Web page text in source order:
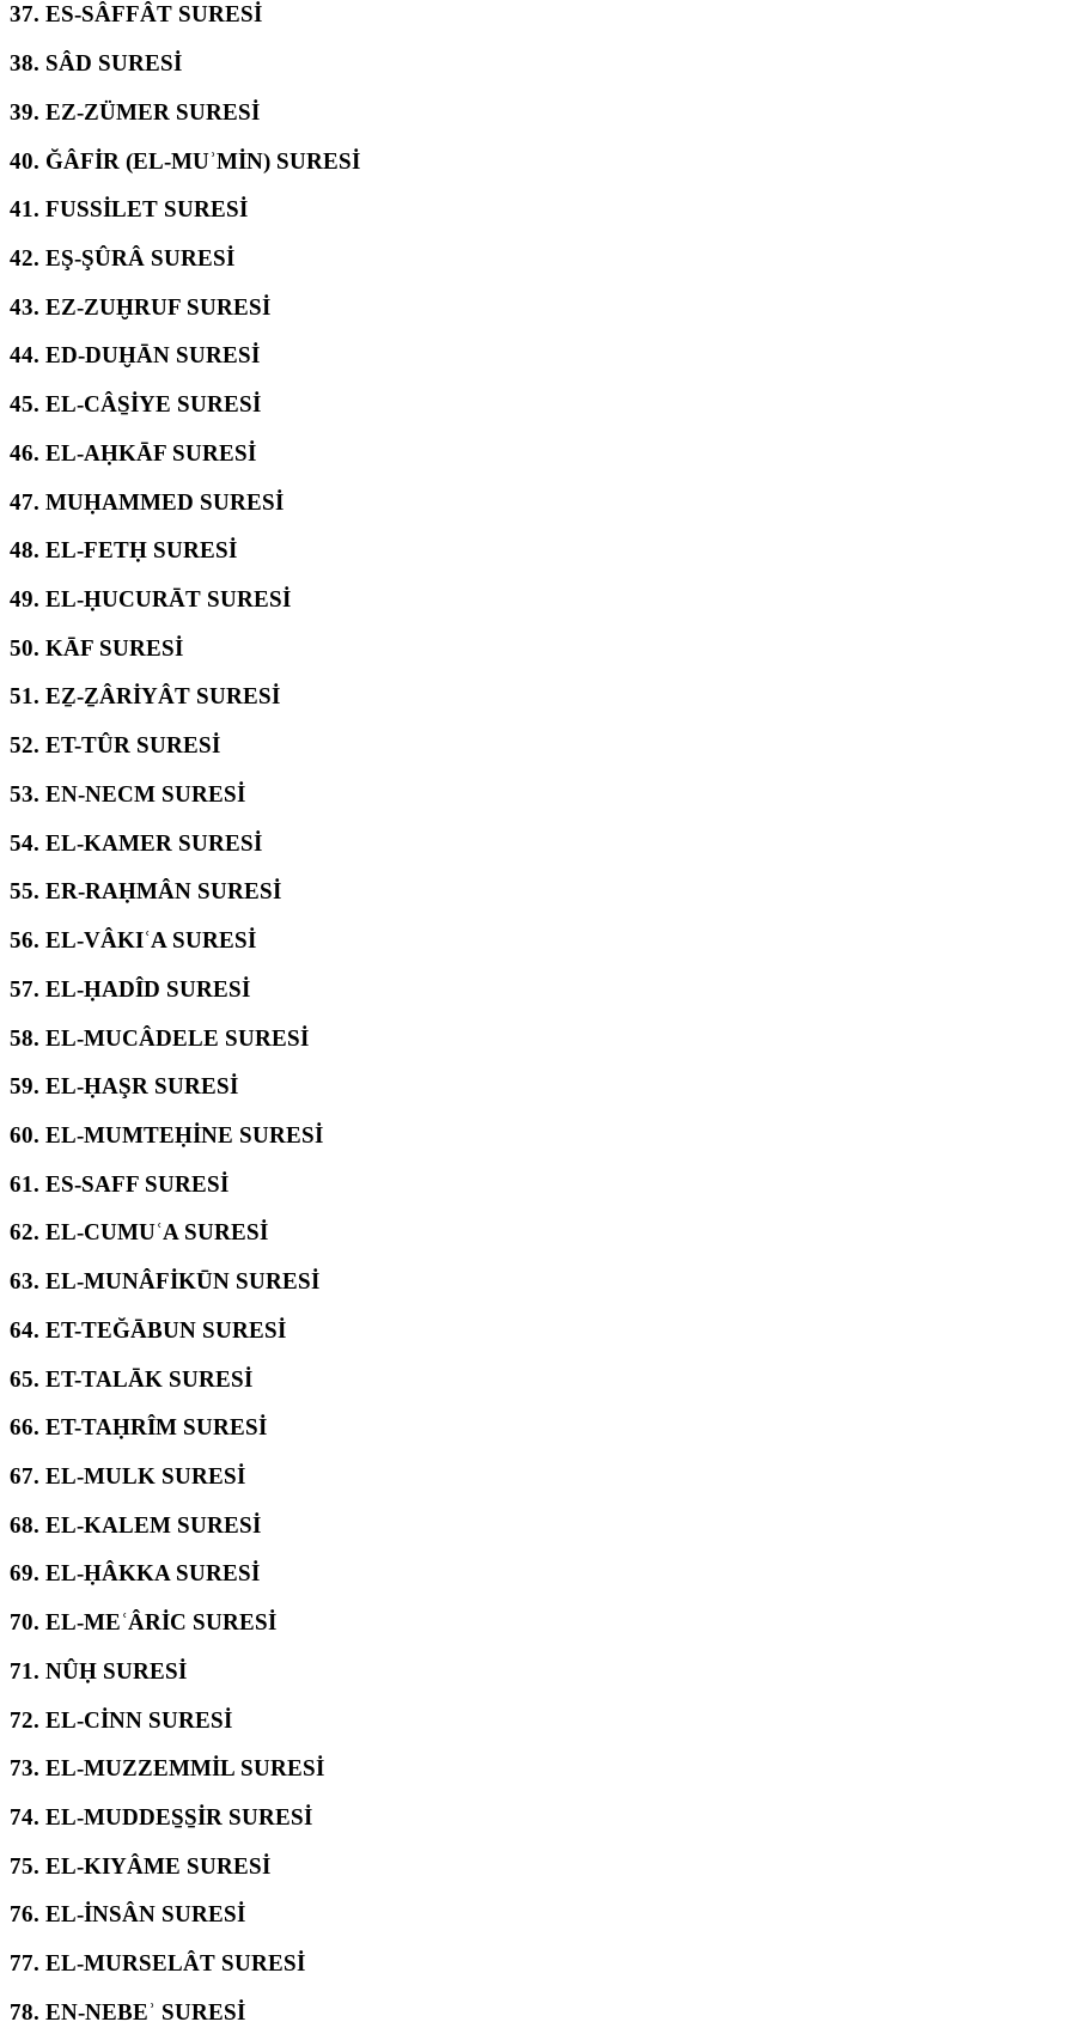
37. ES-SÂFFÂT SURESİ
38. SÂD SURESİ
39. EZ-ZÜMER SURESİ
40. ĞÂFİR (EL-MUʾMİN) SURESİ
41. FUSSİLET SURESİ
42. EŞ-ŞÛRÂ SURESİ
43. EZ-ZUḪRUF SURESİ
44. ED-DUḪĀN SURESİ
45. EL-CÂS̱İYE SURESİ
46. EL-AḤKĀF SURESİ
47. MUḤAMMED SURESİ
48. EL-FETḤ SURESİ
49. EL-ḤUCURĀT SURESİ
50. KĀF SURESİ
51. EẔ-ẔÂRİYÂT SURESİ
52. ET-TÛR SURESİ
53. EN-NECM SURESİ
54. EL-KAMER SURESİ
55. ER-RAḤMÂN SURESİ
56. EL-VÂKIʿA SURESİ
57. EL-ḤADÎD SURESİ
58. EL-MUCÂDELE SURESİ
59. EL-ḤAŞR SURESİ
60. EL-MUMTEḤİNE SURESİ
61. ES-SAFF SURESİ
62. EL-CUMUʿA SURESİ
63. EL-MUNÂFİKŪN SURESİ
64. ET-TEĞĀBUN SURESİ
65. ET-TALĀK SURESİ
66. ET-TAḤRÎM SURESİ
67. EL-MULK SURESİ
68. EL-KALEM SURESİ
69. EL-ḤÂKKA SURESİ
70. EL-MEʿÂRİC SURESİ
71. NÛḤ SURESİ
72. EL-CİNN SURESİ
73. EL-MUZZEMMİL SURESİ
74. EL-MUDDES̱S̱İR SURESİ
75. EL-KIYÂME SURESİ
76. EL-İNSÂN SURESİ
77. EL-MURSELÂT SURESİ
78. EN-NEBEʾ SURESİ